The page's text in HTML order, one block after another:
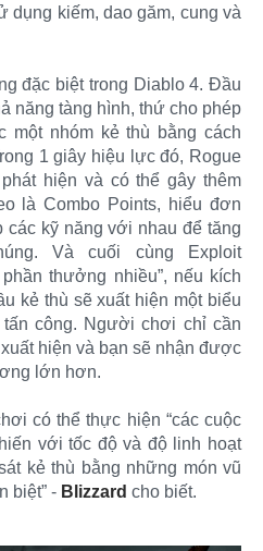
dụng kiếm, dao găm, cung và
đặc biệt trong Diablo 4. Đầu
năng tàng hình, thứ cho phép
một nhóm kẻ thù bằng cách
1 giây hiệu lực đó, Rogue
hiện và có thể gây thêm
là Combo Points, hiểu đơn
kỹ năng với nhau để tăng
Và cuối cùng Exploit
thưởng nhiều”, nếu kích
kẻ thù sẽ xuất hiện một biểu
công. Người chơi chỉ cần
hiện và bạn sẽ nhận được
lớn hơn.
có thể thực hiện “các cuộc
với tốc độ và độ linh hoạt
kẻ thù bằng những món vũ
biệt” - Blizzard cho biết.